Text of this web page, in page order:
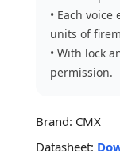
• Each
units of
• With lock
permission.
Brand: CMX
Datasheet: